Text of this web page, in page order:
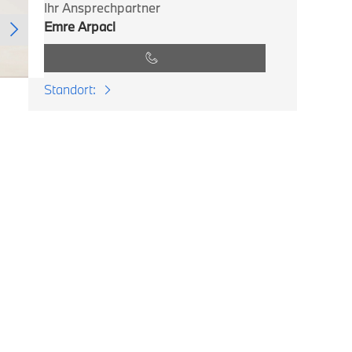
Ihr Ansprechpartner
Emre Arpaci
Standort: